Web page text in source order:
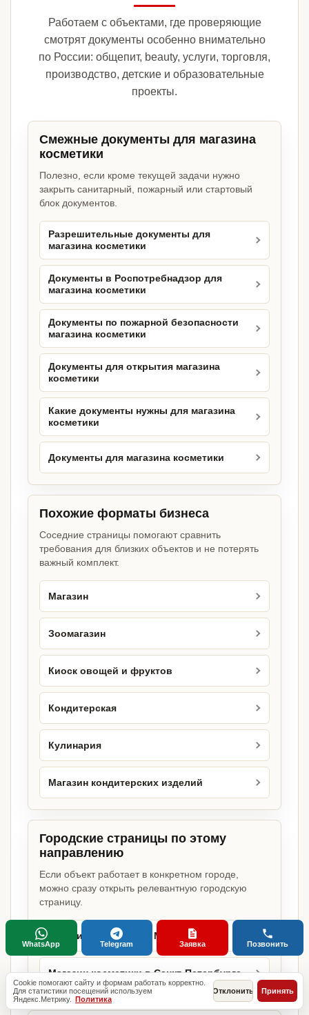
Работаем с объектами, где проверяющие
смотрят документы особенно внимательно
по России: общепит, beauty, услуги, торговля,
производство, детские и образовательные
проекты.
Смежные документы для магазина
косметики
Полезно, если кроме текущей задачи нужно
закрыть санитарный, пожарный или стартовый
блок документов.
Разрешительные документы для
магазина косметики
Документы в Роспотребнадзор для
магазина косметики
Документы по пожарной безопасности
магазина косметики
Документы для открытия магазина
косметики
Какие документы нужны для магазина
косметики
Документы для магазина косметики
Похожие форматы бизнеса
Соседние страницы помогают сравнить
требования для близких объектов и не потерять
важный комплект.
Магазин
Зоомагазин
Киоск овощей и фруктов
Кондитерская
Кулинария
Магазин кондитерских изделий
Городские страницы по этому
направлению
Если объект работает в конкретном городе,
можно сразу открыть релевантную городскую
страницу.
Магазин косметики в Москве
Магазин косметики в Санкт-Петербурге
Cookie помогают сайту и формам работать корректно.
Для статистики посещений используем
Яндекс.Метрику. Политика
Отклонить Принять
WhatsApp Telegram Заявка Позвонить